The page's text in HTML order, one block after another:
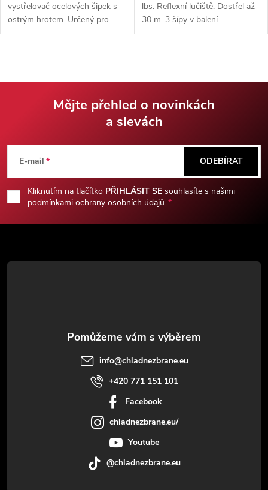
vystřelovač ocelových šipek s
ostrým hrotem. Určený pro
bezpečnou střelbu na krátkou
lbs. Reflexní lučiště. Dostřel až
30 m. 3 šípy v balení.
Nastavitelná mířidla. RIS lišty
p
a
Mějte přehled o novinkách
a slevách
E-mail
Kliknutím na tlačítko PŘIHLÁSIT SE souhlasíte s našimi
podmínkami ochrany osobních údajů.
ODEBÍRAT
info@chladnezbrane.eu
+420 771 151 101
Facebook
chladnezbrane.eu/
Youtube
@chladnezbrane.eu